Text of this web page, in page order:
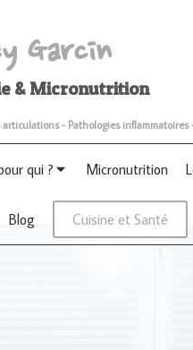
Garcin
& Micronutrition
articulations - Pathologies
qui ? Micronutrition
Blog Cuisine et Santé